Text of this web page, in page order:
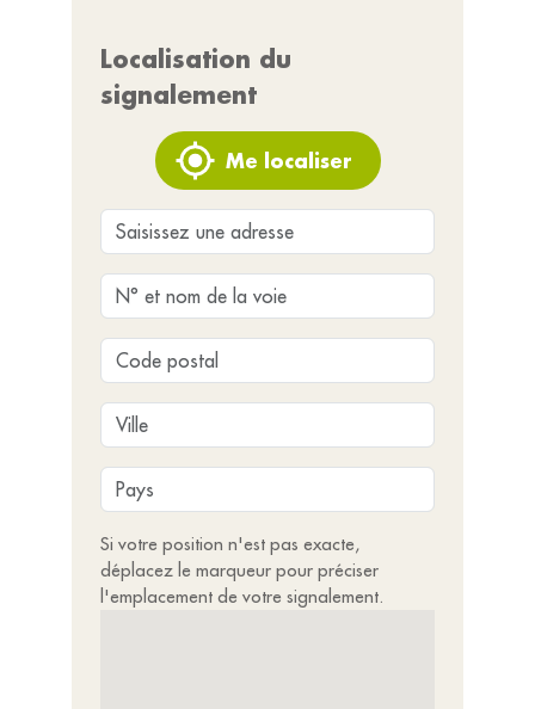
Localisation du
signalement
Me localiser
Si votre position n'est pas exacte,
déplacez le marqueur pour préciser
l'emplacement de votre signalement.